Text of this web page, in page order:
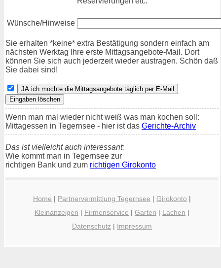
Wünsche/Hinweise
Sie erhalten *keine* extra Bestätigung sondern einfach am
nächsten Werktag Ihre erste Mittagsangebote-Mail. Dort
können Sie sich auch jederzeit wieder austragen. Schön daß
Sie dabei sind!
Wenn man mal wieder nicht weiß was man kochen soll:
Mittagessen in Tegernsee - hier ist das Gerichte-Archiv
Das ist vielleicht auch interessant:
Wie kommt man in Tegernsee zur
richtigen Bank und zum richtigen Girokonto
Home | Partnervermittlung Tegernsee | Girokonto |
Kleinanzeigen | Firmenservice | Garten | Lachen |
Datenschutz | Impressum